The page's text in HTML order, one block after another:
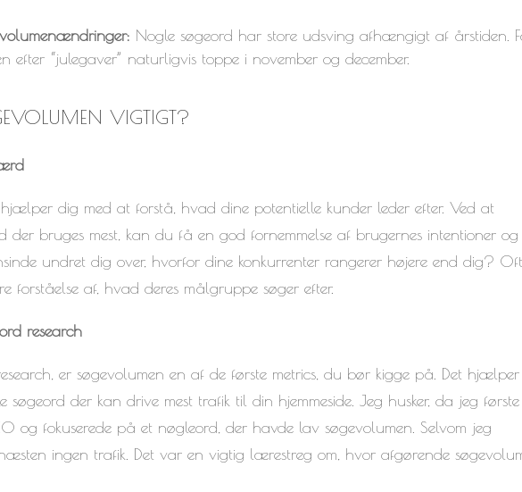
Nogle søgeord har store udsving afhængigt af årstiden.
efter “julegaver” naturligvis toppe i november og december.
VIGTIGT?
dig med at forstå, hvad dine potentielle kunder leder efter. Ved at
der bruges mest, kan du få en god fornemmelse af brugernes intentioner og
undret dig over, hvorfor dine konkurrenter rangerer højere end dig?
forståelse af, hvad deres målgruppe søger efter.
research
er søgevolumen en af de første metrics, du bør kigge på. Det
søgeord der kan drive mest trafik til din hjemmeside. Jeg husker, da jeg første
og fokuserede på et nøgleord, der havde lav søgevolumen. Selvom jeg
ingen trafik. Det var en vigtig lærestreg om, hvor afgørende